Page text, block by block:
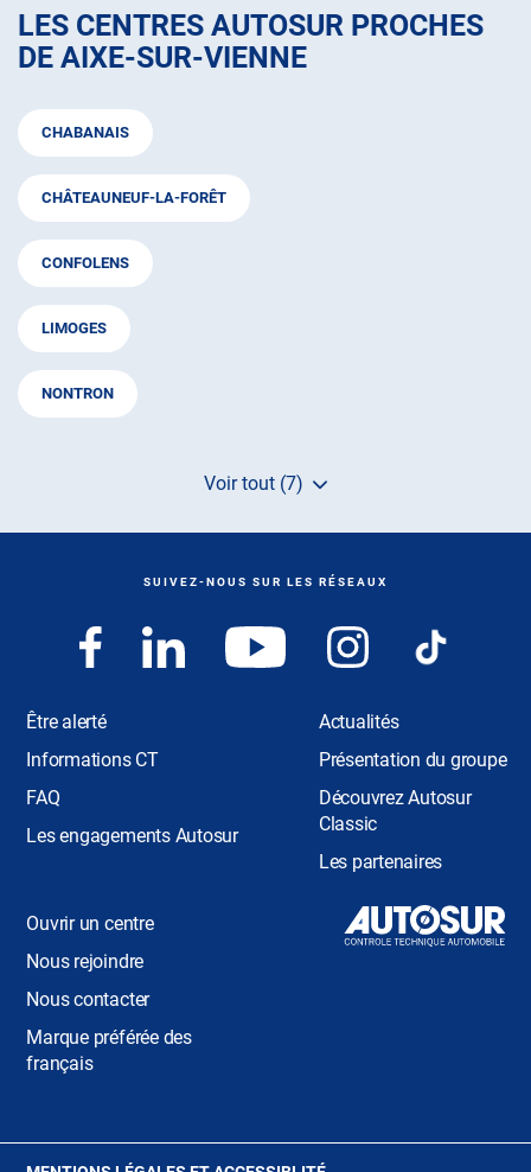
LES CENTRES AUTOSUR PROCHES
DE AIXE-SUR-VIENNE
CHABANAIS
CHÂTEAUNEUF-LA-FORÊT
CONFOLENS
LIMOGES
NONTRON
Voir tout (7)
de
de
de
SUIVEZ-NOUS SUR LES RÉSEAUX
Être alerté
Informations CT
FAQ
Les engagements Autosur
Actualités
Présentation du groupe
Découvrez Autosur
Classic
Les partenaires
Ouvrir un centre
Nous rejoindre
Nous contacter
Marque préférée des
français